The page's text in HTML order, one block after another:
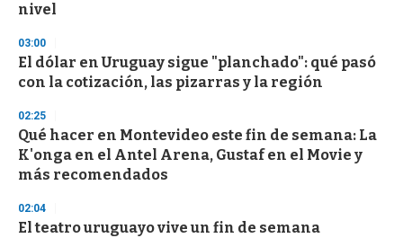
nivel
03:00
El dólar en Uruguay sigue "planchado": qué pasó
con la cotización, las pizarras y la región
02:25
Qué hacer en Montevideo este fin de semana: La
K'onga en el Antel Arena, Gustaf en el Movie y
más recomendados
02:04
El teatro uruguayo vive un fin de semana